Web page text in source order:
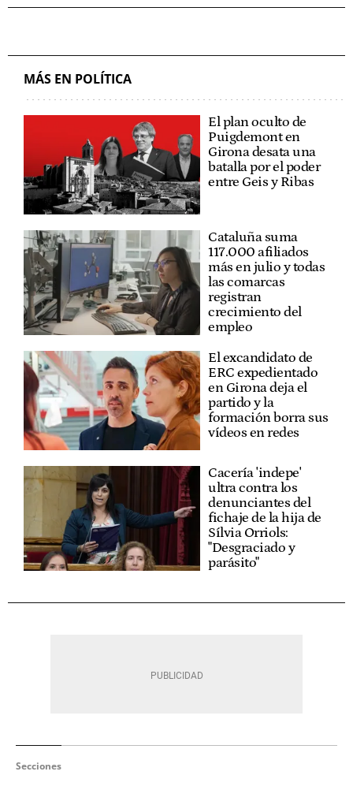
MÁS EN POLÍTICA
El plan oculto de
Puigdemont en
Girona desata una
batalla por el poder
entre Geis y Ribas
Cataluña suma
117.000 afiliados
más en julio y todas
las comarcas
registran
crecimiento del
empleo
El excandidato de
ERC expedientado
en Girona deja el
partido y la
formación borra sus
vídeos en redes
Cacería 'indepe'
ultra contra los
denunciantes del
fichaje de la hija de
Sílvia Orriols:
"Desgraciado y
parásito"
Secciones